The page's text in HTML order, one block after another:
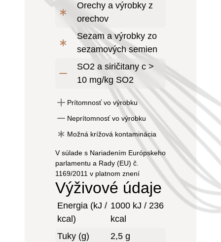
Orechy a výrobky z
orechov
Sezam a výrobky zo
sezamových semien
SO2 a siričitany c >
10 mg/kg SO2
Prítomnosť vo výrobku
Neprítomnosť vo výrobku
Možná krížová kontaminácia
V súlade s Nariadením Európskeho
parlamentu a Rady (EU) č.
1169/2011 v platnom znení
Výživové údaje
Energia (kJ /
kcal)
1000 kJ / 236
kcal
Tuky (g)
2,5 g